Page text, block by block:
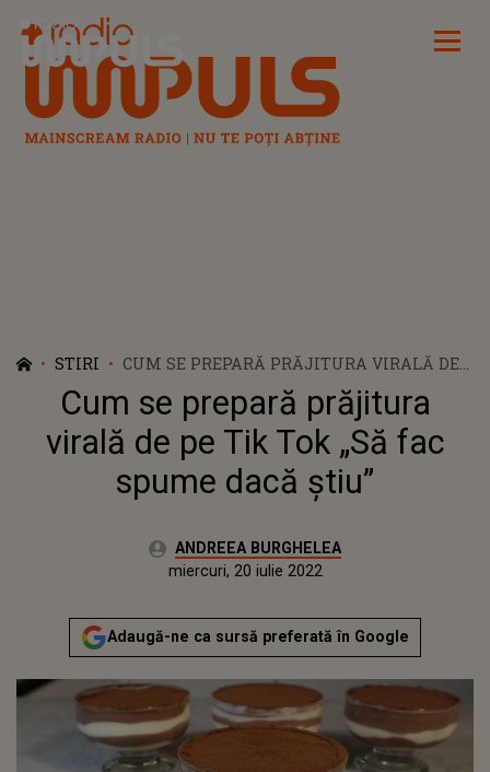
Radio Impuls
STIRI
CUM SE PREPARĂ PRĂJITURA VIRALĂ DE
PE TIK TOK „SĂ FAC SPUME DACĂ ȘTIU”
Cum se prepară prăjitura
virală de pe Tik Tok „Să fac
spume dacă știu”
Autor:ANDREEA BURGHELEA
marți, 23 februarie 2021Actualizat:
miercuri, 20 iulie 2022
Adaugă-ne ca sursă preferată în Google